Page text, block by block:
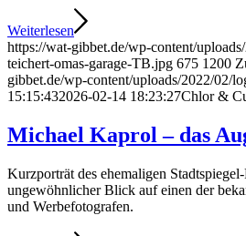
Weiterlesen
https://wat-gibbet.de/wp-content/
teichert-omas-garage-TB.jpg 675 1200
gibbet.de/wp-content/uploads/2022/02/
15:15:432026-02-14 18:23:27Chlor &
Michael Kaprol – das
Kurzporträt des ehemaligen
ungewöhnlicher Blick auf einen der
und Werbefotografen.